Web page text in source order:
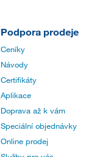
Podpora prodeje
Ceníky
Návody
Certifikáty
Aplikace
Doprava až k vám
Speciální objednávky
Online prodej